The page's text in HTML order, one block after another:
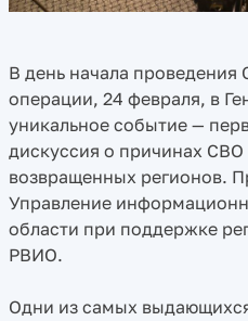
В день начала проведения
операции, 24 февраля, в
уникальное событие —
дискуссия о причинах СВО
возвращенных регионов.
Управление
области при поддержке
РВИО.
Одни из самых